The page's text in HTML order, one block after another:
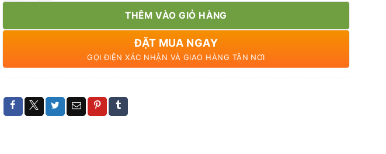
THÊM VÀO GIỎ HÀNG
ĐẶT MUA NGAY
GỌI ĐIỆN XÁC NHẬN VÀ GIAO HÀNG TẬN NƠI